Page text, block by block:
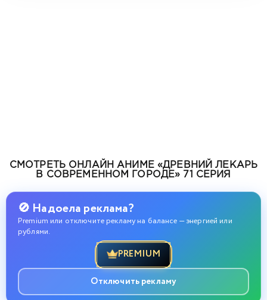
СМОТРЕТЬ ОНЛАЙН АНИМЕ «ДРЕВНИЙ ЛЕКАРЬ
В СОВРЕМЕННОМ ГОРОДЕ» 71 СЕРИЯ
🚫 Надоела реклама?
Premium или отключите рекламу на балансе — энергией или
рублями.
PREMIUM
Отключить рекламу